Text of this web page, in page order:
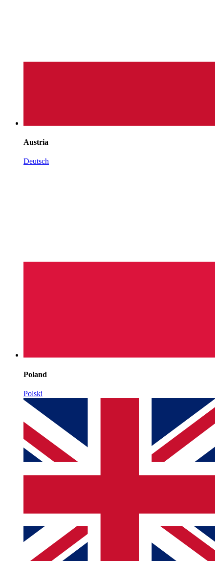
Austria
Deutsch
Poland
Polski